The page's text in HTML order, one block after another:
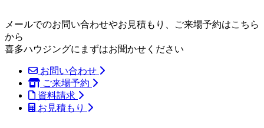
メールでのお問い合わせやお見積もり、ご来場予約はこちら
から
喜多ハウジングにまずはお聞かせください
お問い合わせ
ご来場予約
資料請求
お見積もり